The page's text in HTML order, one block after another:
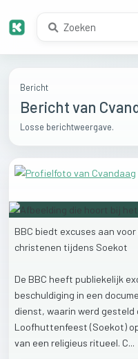
Bericht
Bericht van
Losse berichtweergave.
BBC biedt excuses aan voor
christenen tijdens Soekot
De BBC heeft publiekelijk
beschuldiging in een
dienst, waarin werd gesteld
Loofhuttenfeest (Soekot)
van een religieus ritueel. C...